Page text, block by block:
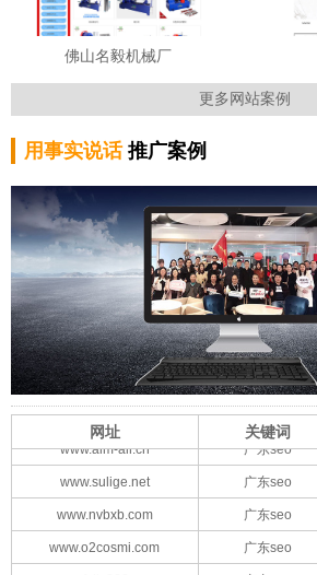
佛山名毅机械厂
更多网站案例
用事实说话推广案例
网址 关键词
www.nvbxb.com 广东seo
www.dfenex.com 广东seo
www.nvbxb.com 广东seo
www.aim-air.cn 广东seo
www.sulige.net 广东seo
www.nvbxb.com 广东seo
www.o2cosmi.com 广东seo
www.fsjls888.com 广东seo